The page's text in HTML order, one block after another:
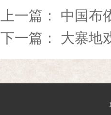
上一篇： 中国布
下一篇： 大寨地